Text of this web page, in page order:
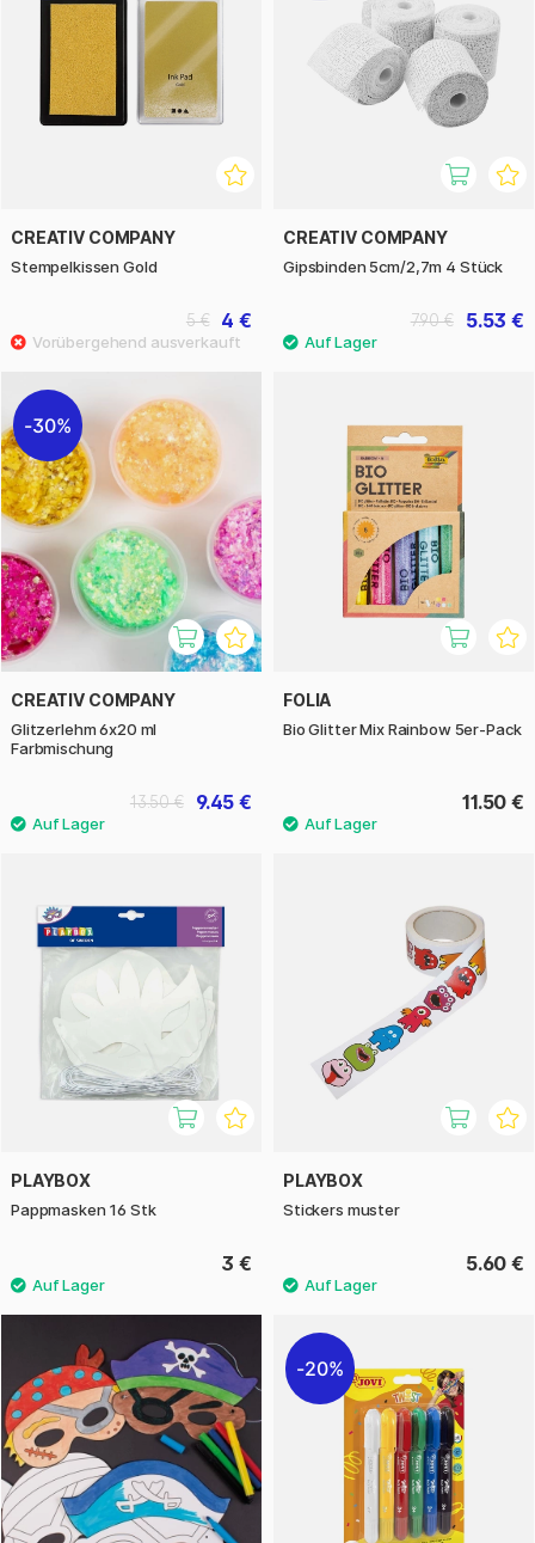
CREATIV COMPANY
Stempelkissen Gold
4 €
5 €
CREATIV COMPANY
Gipsbinden 5cm/2,7m 4 Stück
5.53 €
7.90 €
30%
CREATIV COMPANY
Glitzerlehm 6x20 ml
Farbmischung
9.45 €
13.50 €
FOLIA
Bio Glitter Mix Rainbow 5er-Pack
11.50 €
PLAYBOX
Pappmasken 16 Stk
3 €
PLAYBOX
Stickers muster
5.60 €
20%